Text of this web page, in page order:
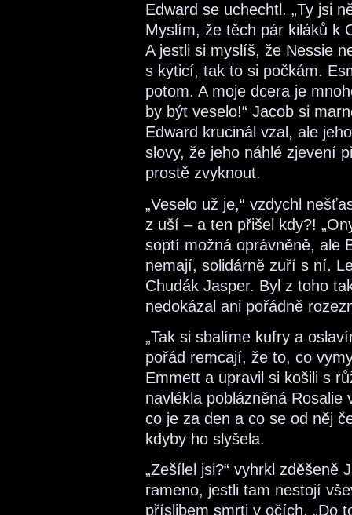
Edward se uchechtl. „Ty jsi
Myslím, že těch pár kiláků k
A jestli si myslíš, že Nessie
s kyticí, tak to si počkám.
potom. A moje dcera je
by být veselo!“ Jacob si
Edward krucinál vzal, ale
slovy, že jeho náhlé zjevení
prostě zvyknout.
„Veselo už je,“ vzdychl
z uší – a ten přišel kdy?!
soptí možná oprávněně, ale
nemají, solidárně zuří s ní.
Chudák Jasper. Byl z toho
nedokázal ani pořádně
„Tak si sbalíme kufry a
pořád remcají, že to, co
Emmett a upravil si košili s
navlékla poblázněná
co je za den a co se od něj
kdyby ho slyšela.
„Zešílel jsi?“ vyhrkl zděšeně
rameno, jestli tam nestojí
příslibem smrti v očích. „Do